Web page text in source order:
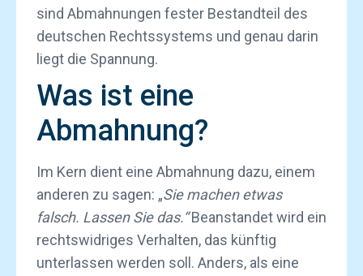
sind Abmahnungen fester Bestandteil des
deutschen Rechtssystems und genau darin
liegt die Spannung.
Was ist eine
Abmahnung?
Im Kern dient eine Abmahnung dazu, einem
anderen zu sagen: „Sie machen etwas
falsch. Lassen Sie das.“Beanstandet wird ein
rechtswidriges Verhalten, das künftig
unterlassen werden soll. Anders, als eine